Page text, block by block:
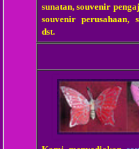
sunatan, souvenir
souvenir perusahaan,
dst.